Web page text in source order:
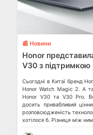
📰 Новини
Honor
V30 з підтримкою
Сьогодні в Китаї бренд
Honor Watch Magic 2. А
Honor V30 та V30 Pro.
досить привабливий
розповсюдженість
хотілося б. Різниця між